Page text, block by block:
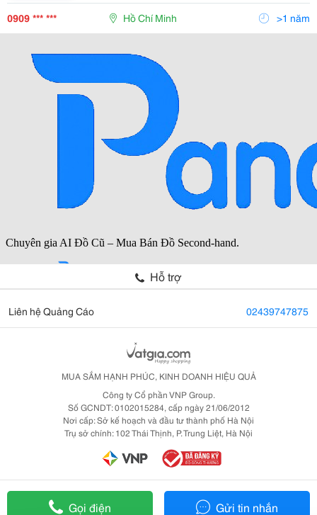
Dàng Uốn Cong, Khả Năng Chịu Lực Lớn, Kinh Tế, Tiết
0909 *** *** Hồ Chí Minh >1 năm
Gọi điện Gửi tin nhắn
Hỗ trợ
Liên hệ Quảng Cáo 02439747875
MUA SẮM HẠNH PHÚC, KINH DOANH HIỆU QUẢ
Công ty Cổ phần VNP Group.
Số GCNDT: 0102015284, cấp ngày 21/06/2012
Nơi cấp: Sở kế hoạch và đầu tư thành phố Hà Nội
Trụ sở chính: 102 Thái Thịnh, P. Trung Liệt, Hà Nội